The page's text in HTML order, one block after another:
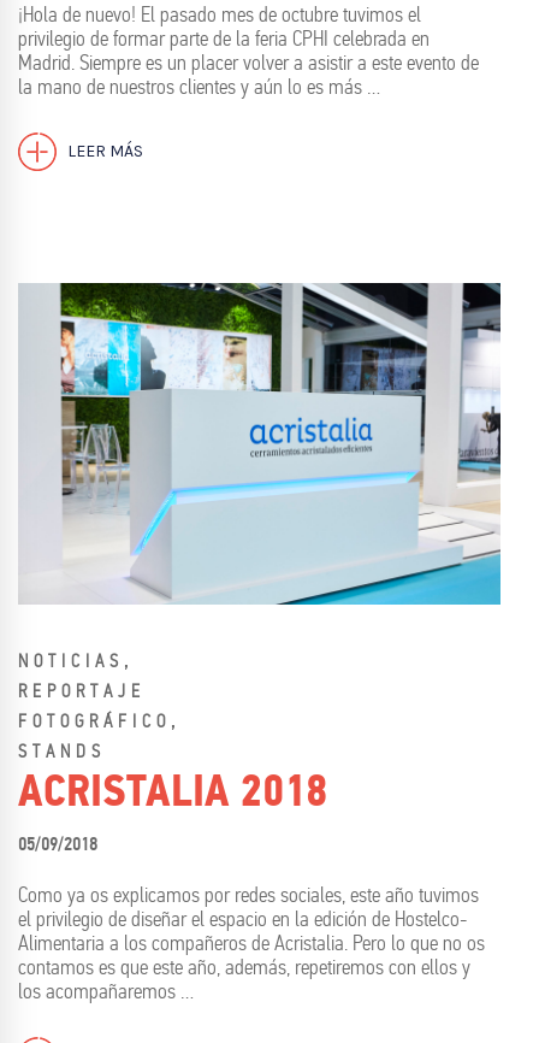
¡Hola de nuevo! El pasado mes de octubre tuvimos el
privilegio de formar parte de la feria CPHI celebrada en
Madrid. Siempre es un placer volver a asistir a este evento de
la mano de nuestros clientes y aún lo es más …
LEER MÁS
NOTICIAS ,
REPORTAJE
FOTOGRÁFICO ,
STANDS
ACRISTALIA 2018
05/09/2018
Como ya os explicamos por redes sociales, este año tuvimos
el privilegio de diseñar el espacio en la edición de Hostelco-
Alimentaria a los compañeros de Acristalia. Pero lo que no os
contamos es que este año, además, repetiremos con ellos y
los acompañaremos …